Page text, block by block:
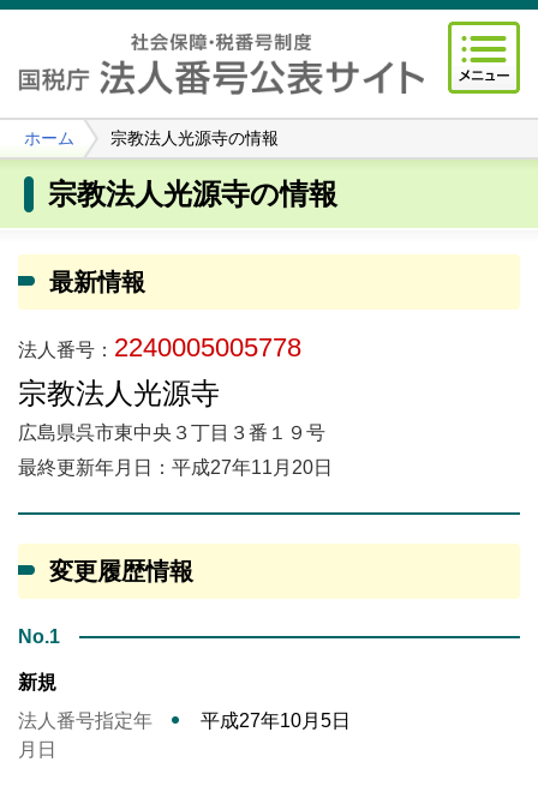
ホーム 宗教法人光源寺の情報
宗教法人光源寺の情報
最新情報
法人番号： 2240005005778
宗教法人光源寺
広島県呉市東中央３丁目３番１９号
最終更新年月日：平成27年11月20日
変更履歴情報
No.1
新規
法人番号指定年
月日
平成27年10月5日